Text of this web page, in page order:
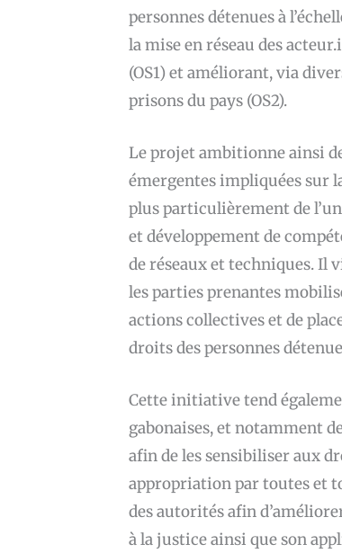
personnes détenues à
la mise en réseau des
(OS1) et améliorant, via
prisons du pays (OS2).
Le projet ambitionne ainsi
émergentes impliquées sur
plus particulièrement de
et développement de
de réseaux et techniques. Il
les parties prenantes
actions collectives et de
droits des personnes
Cette initiative tend
gabonaises, et notamment
afin de les sensibiliser aux
appropriation par toutes et
des autorités afin
à la justice ainsi que son